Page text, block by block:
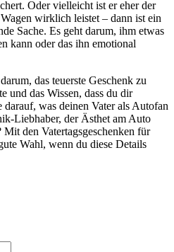
Oder vielleicht ist er eher der
wirklich leistet – dann ist ein
Sache. Es geht darum, ihm etwas
kann oder das ihn emotional
das teuerste Geschenk zu
und das Wissen, dass du dir
darauf, was deinen Vater als Autofan
Liebhaber, der Ästhet am Auto
den Vatertagsgeschenken für
Wahl, wenn du diese Details